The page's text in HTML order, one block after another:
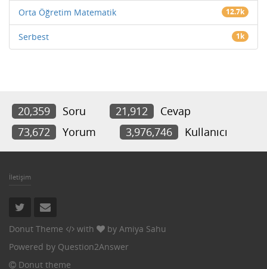
Orta Öğretim Matematik 12.7k
Serbest 1k
20,359 Soru 21,912
Cevap
73,672
Yorum 3,976,746 Kullanıcı
İletişim
Donut Theme with by Amiya Sahu
Powered by Question2Answer
Donut theme